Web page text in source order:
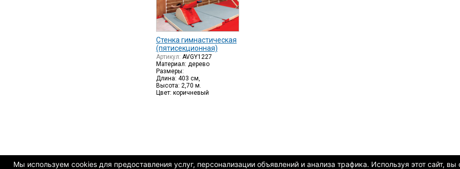
Мы используем cookies для предоставления услуг, персонализации объявлений и анализа трафика. Используя этот сайт, вы
Стенка гимнастическая
(пятисекционная)
Артикул: AVGY1227
Материал: дерево
Размеры:
Длина: 403 см,
Высота: 2,70 м.
Цвет: коричневый